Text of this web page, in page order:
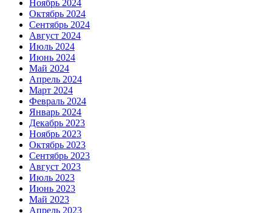
Ноябрь 2024
Октябрь 2024
Сентябрь 2024
Август 2024
Июль 2024
Июнь 2024
Май 2024
Апрель 2024
Март 2024
Февраль 2024
Январь 2024
Декабрь 2023
Ноябрь 2023
Октябрь 2023
Сентябрь 2023
Август 2023
Июль 2023
Июнь 2023
Май 2023
Апрель 2023